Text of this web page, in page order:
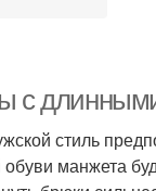
с
стиль
манжета